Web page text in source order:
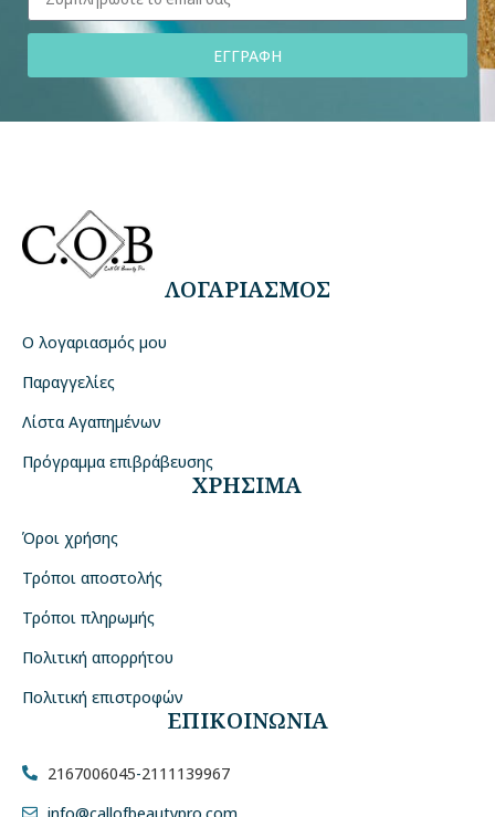
ΕΓΓΡΑΦΗ
ΛΟΓΑΡΙΑΣΜΟΣ
Ο λογαριασμός μου
Παραγγελίες
Λίστα Αγαπημένων
Πρόγραμμα επιβράβευσης
ΧΡΗΣΙΜΑ
Όροι χρήσης
Τρόποι αποστολής
Τρόποι πληρωμής
Πολιτική απορρήτου
Πολιτική επιστροφών
ΕΠΙΚΟΙΝΩΝΙΑ
2167006045-2111139967